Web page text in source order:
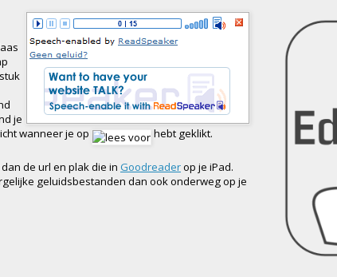
je
wanneer je op hebt geklikt.
de url en plak die in Goodreaderop je iPad.
geluidsbestanden dan ook onderweg op je